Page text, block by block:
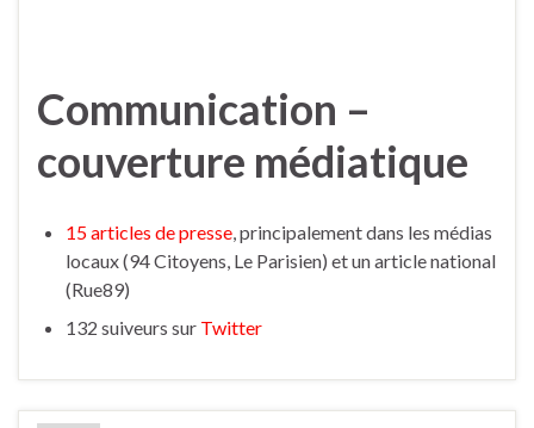
Communication –
couverture médiatique
15 articles de presse, principalement dans les médias
locaux (94 Citoyens, Le Parisien) et un article national
(Rue89)
132 suiveurs sur Twitter